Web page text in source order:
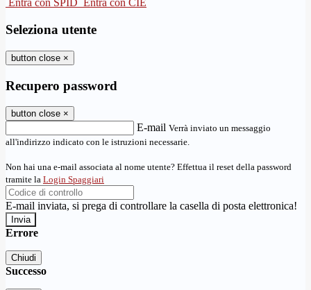
Entra con SPID Entra con CIE
Seleziona utente
button close ×
Recupero password
button close ×
E-mail Verrà inviato un messaggio
all'indirizzo indicato con le istruzioni necessarie.
Non hai una e-mail associata al nome utente? Effettua il reset della password
tramite la Login Spaggiari
E-mail inviata, si prega di controllare la casella di posta elettronica!
Errore
Chiudi
Successo